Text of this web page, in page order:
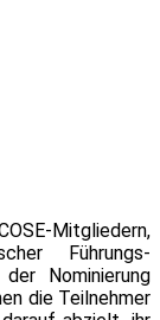
Mitgliedern,
Führungs-
Nominierung
die Teilnehmer